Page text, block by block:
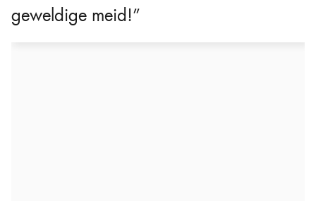
geweldige meid!”